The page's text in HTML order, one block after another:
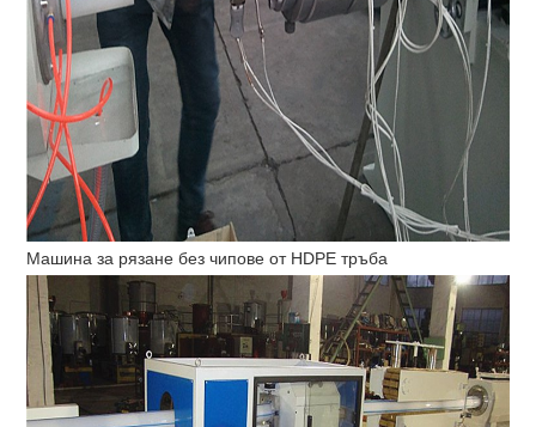
Машина за рязане без чипове от HDPE тръба